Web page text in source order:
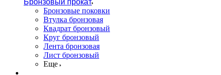
Бронзовый прокат
Бронзовые поковки
Втулка бронзовая
Квадрат бронзовый
Круг бронзовый
Лента бронзовая
Лист бронзовый
Еще